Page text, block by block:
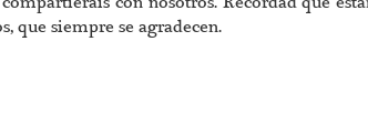
que siempre se agradecen.